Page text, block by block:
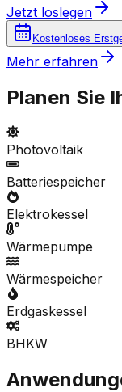
Jetzt loslegen
Kostenloses
Mehr erfahren
Planen Sie
Photovoltaik
Batteriespeicher
Elektrokessel
Wärmepumpe
Wärmespeicher
Erdgaskessel
BHKW